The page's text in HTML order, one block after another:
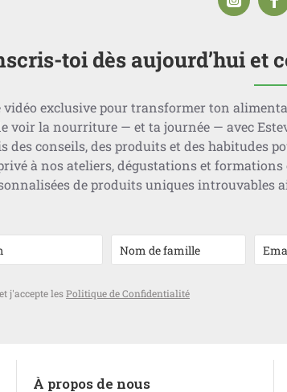
toi dès aujourd’hui et
vidéo exclusive pour transformer ton
voir la nourriture — et ta journée — avec
des conseils, des produits et des habitudes
à nos ateliers, dégustations et
de produits uniques introuvables
j'accepte lesPolitique de Confidentialité
À propos de nous